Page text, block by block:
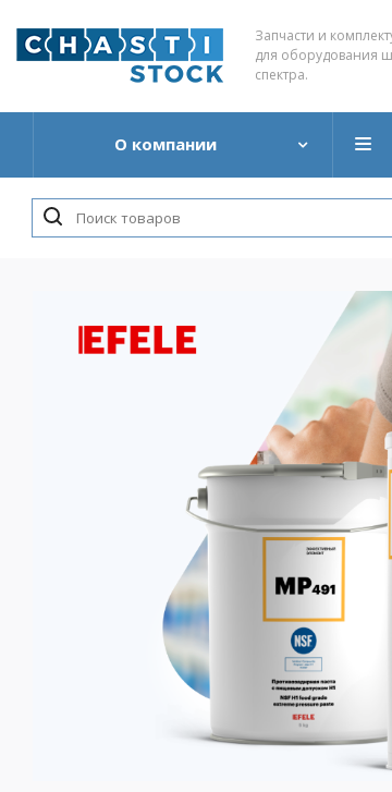
Запчасти и
для оборудования
спектра.
О компании